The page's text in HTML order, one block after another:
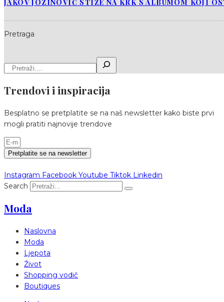
JAKOV JOZINOVIĆ STIŽE NA KRK S ALBUMOM KOJI
Pretraga
Trendovi i inspiracija
Besplatno se pretplatite se na naš newsletter kako biste prvi
mogli pratiti najnovije trendove
Pretplatite se na newsletter
Instagram Facebook Youtube Tiktok Linkedin
Search
Moda
Naslovna
Moda
Ljepota
Život
Shopping vodič
Boutiques